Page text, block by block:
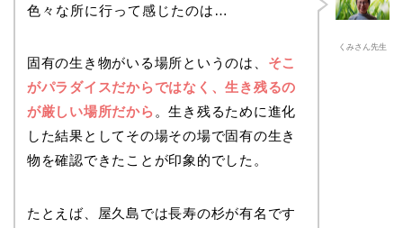
くみさん先生
色々な所に行って感じたのは…
固有の生き物がいる場所というのは、 そこ
がパラダイスだからではなく、生き残るの
が厳しい場所だから 。生き残るために進化
した結果としてその場その場で固有の生き
物を確認できたことが印象的でした。
たとえば、屋久島では長寿の杉が有名です